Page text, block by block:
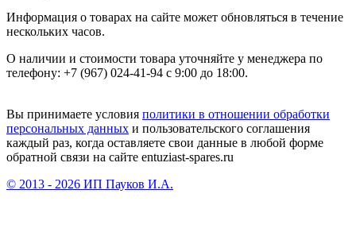
Информация о товарах на сайте может обновляться в течение
нескольких часов.
О наличии и стоимости товара уточняйте у менеджера по
телефону: +7 (967) 024-41-94 с 9:00 до 18:00.
Вы принимаете условия политики в отношении обработки
персональных данных и пользовательского соглашения
каждый раз, когда оставляете свои данные в любой форме
обратной связи на сайте entuziast-spares.ru
© 2013 - 2026 ИП Пауков И.А.